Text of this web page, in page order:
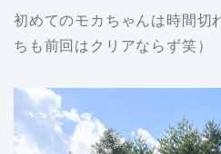
初めてのモカちゃんは時間
ちも前回はクリアならず笑）